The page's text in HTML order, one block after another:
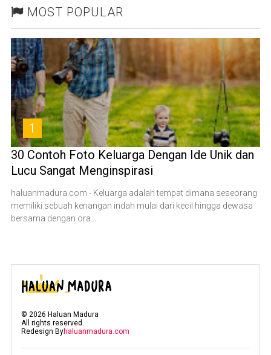
MOST POPULAR
1
30 Contoh Foto Keluarga Dengan Ide Unik dan
Lucu Sangat Menginspirasi
haluanmadura.com - Keluarga adalah tempat dimana seseorang
memiliki sebuah kenangan indah mulai dari kecil hingga dewasa
bersama dengan ora...
©2026 Haluan Madura
All rights reserved.
Redesign Byhaluanmadura.com